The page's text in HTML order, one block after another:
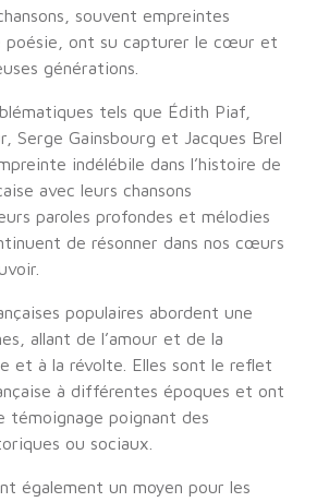
souvent empreintes
poésie, ont su capturer le cœur et
générations.
tels que Édith Piaf,
Serge Gainsbourg et Jacques Brel
indélébile dans l’histoire de
avec leurs chansons
paroles profondes et mélodies
de résonner dans nos cœurs
populaires abordent une
allant de l’amour et de la
et à la révolte. Elles sont le reflet
à différentes époques et ont
témoignage poignant des
ou sociaux.
également un moyen pour les